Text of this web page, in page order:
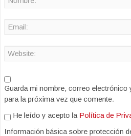
Guarda mi nombre, correo electrónico
para la próxima vez que comente.
He leído y acepto la Política de
Información básica sobre protección